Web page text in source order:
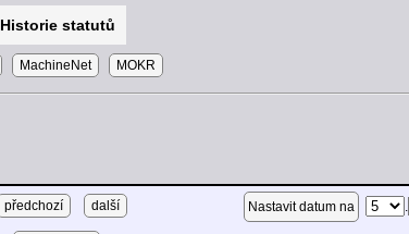
Historie statutů
MachineNet MOKR
předchozí další .